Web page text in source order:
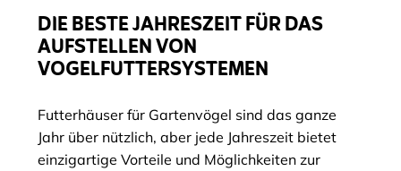
DIE BESTE JAHRESZEIT FÜR DAS
AUFSTELLEN VON
VOGELFUTTERSYSTEMEN
Futterhäuser für Gartenvögel sind das ganze
Jahr über nützlich, aber jede Jahreszeit bietet
einzigartige Vorteile und Möglichkeiten zur